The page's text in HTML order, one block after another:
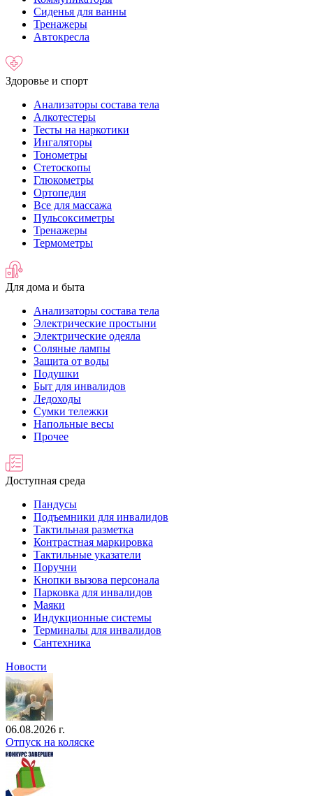
Сиденья для ванны
Тренажеры
Автокресла
Здоровье и спорт
Анализаторы состава тела
Алкотестеры
Тесты на наркотики
Ингаляторы
Тонометры
Стетоскопы
Глюкометры
Ортопедия
Все для массажа
Пульсоксиметры
Тренажеры
Термометры
Для дома и быта
Анализаторы состава тела
Электрические простыни
Электрические одеяла
Соляные лампы
Защита от воды
Подушки
Быт для инвалидов
Ледоходы
Сумки тележки
Напольные весы
Прочее
Доступная среда
Пандусы
Подъемники для инвалидов
Тактильная разметка
Контрастная маркировка
Тактильные указатели
Поручни
Кнопки вызова персонала
Парковка для инвалидов
Маяки
Индукционные системы
Терминалы для инвалидов
Сантехника
Новости
06.08.2026 г.
Отпуск на коляске